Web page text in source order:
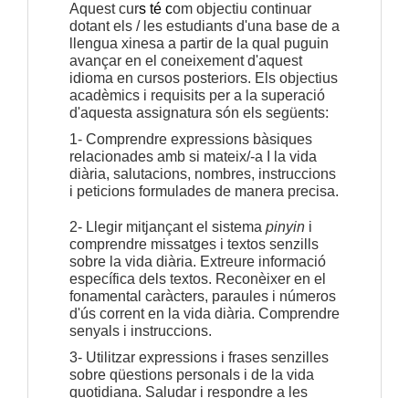
Aquest curs té com objectiu continuar
dotant els / les estudiants d'una base de a
llengua xinesa a partir de la qual puguin
avançar en el coneixement d'aquest
idioma en cursos posteriors. Els objectius
acadèmics i requisits per a la superació
d'aquesta assignatura són els següents:
1- Comprendre expressions bàsiques
relacionades amb si mateix/-a I la vida
diària, salutacions, nombres, instruccions
i peticions formulades de manera precisa.
2- Llegir mitjançant el sistema pinyin i
comprendre missatges i textos senzills
sobre la vida diària. Extreure informació
específica dels textos. Reconèixer en el
fonamental caràcters, paraules i números
d'ús corrent en la vida diària. Comprendre
senyals i instruccions.
3- Utilitzar expressions i frases senzilles
sobre qüestions personals i de la vida
quotidiana. Saludar i respondre a les